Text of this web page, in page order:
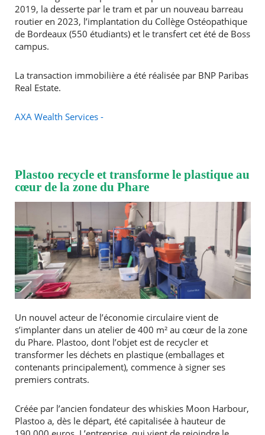
2019, la desserte par le tram et par un nouveau barreau
routier en 2023, l’implantation du Collège Ostéopathique
de Bordeaux (550 étudiants) et le transfert cet été de Boss
campus.
La transaction immobilière a été réalisée par BNP Paribas
Real Estate.
AXA Wealth Services -
Plastoo recycle et transforme le plastique au
cœur de la zone du Phare
Un nouvel acteur de l’économie circulaire vient de
s’implanter dans un atelier de 400 m² au cœur de la zone
du Phare. Plastoo, dont l’objet est de recycler et
transformer les déchets en plastique (emballages et
contenants principalement), commence à signer ses
premiers contrats.
Créée par l’ancien fondateur des whiskies Moon Harbour,
Plastoo a, dès le départ, été capitalisée à hauteur de